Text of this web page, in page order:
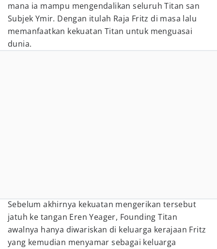
mana ia mampu mengendalikan seluruh Titan san
Subjek Ymir. Dengan itulah Raja Fritz di masa lalu
memanfaatkan kekuatan Titan untuk menguasai
dunia.
Sebelum akhirnya kekuatan mengerikan tersebut
jatuh ke tangan Eren Yeager, Founding Titan
awalnya hanya diwariskan di keluarga kerajaan Fritz
yang kemudian menyamar sebagai keluarga